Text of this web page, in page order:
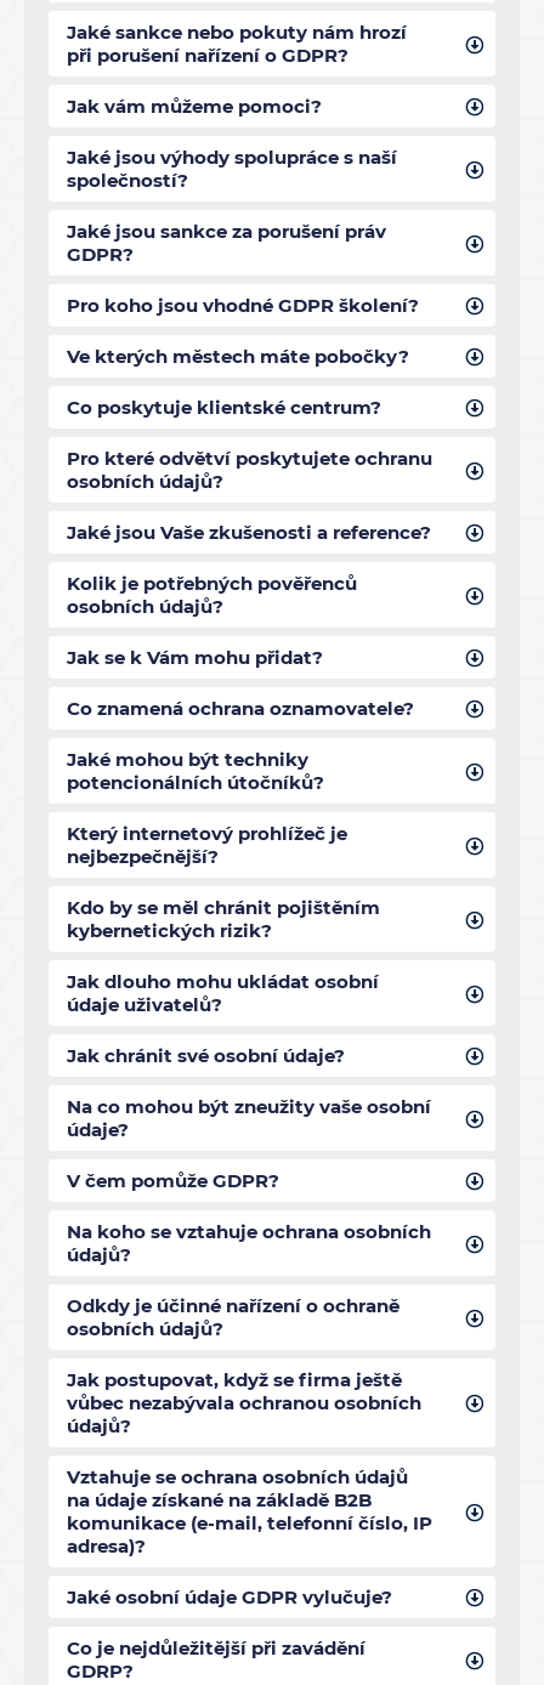
Jaké sankce nebo pokuty nám hrozí
při porušení nařízení o GDPR?
Jak vám můžeme pomoci?
Jaké jsou výhody spolupráce s naší
společností?
Jaké jsou sankce za porušení práv
GDPR?
Pro koho jsou vhodné GDPR školení?
Ve kterých městech máte pobočky?
Co poskytuje klientské centrum?
Pro které odvětví poskytujete ochranu
osobních údajů?
Jaké jsou Vaše zkušenosti a reference?
Kolik je potřebných pověřenců
osobních údajů?
Jak se k Vám mohu přidat?
Co znamená ochrana oznamovatele?
Jaké mohou být techniky
potencionálních útočníků?
Který internetový prohlížeč je
nejbezpečnější?
Kdo by se měl chránit pojištěním
kybernetických rizik?
Jak dlouho mohu ukládat osobní
údaje uživatelů?
Jak chránit své osobní údaje?
Na co mohou být zneužity vaše osobní
údaje?
V čem pomůže GDPR?
Na koho se vztahuje ochrana osobních
údajů?
Odkdy je účinné nařízení o ochraně
osobních údajů?
Jak postupovat, když se firma ještě
vůbec nezabývala ochranou osobních
údajů?
Vztahuje se ochrana osobních údajů
na údaje získané na základě B2B
komunikace (e-mail, telefonní číslo, IP
adresa)?
Jaké osobní údaje GDPR vylučuje?
Co je nejdůležitější při zavádění
GDRP?